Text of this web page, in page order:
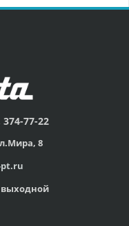
374-77-22
8
выходной